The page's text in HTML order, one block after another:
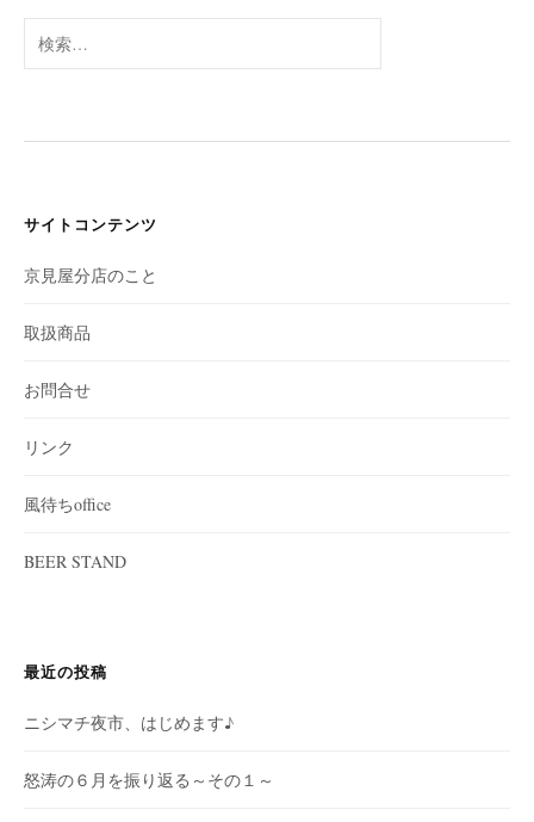
ブ
索:
サイトコンテンツ
京見屋分店のこと
取扱商品
お問合せ
リンク
風待ちoffice
BEER STAND
最近の投稿
ニシマチ夜市、はじめます♪
怒涛の６月を振り返る～その１～